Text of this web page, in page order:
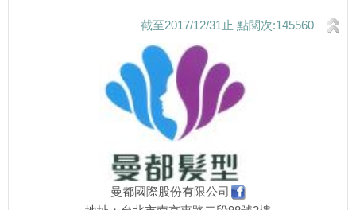
截至2017/12/31止 點閱次:145560
曼都國際股份有限公司